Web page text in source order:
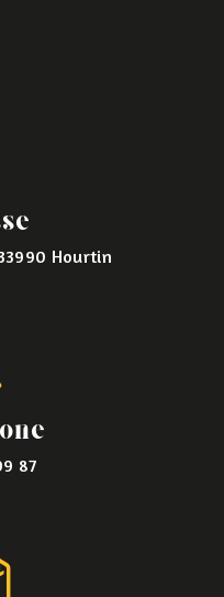
Hourtin
87